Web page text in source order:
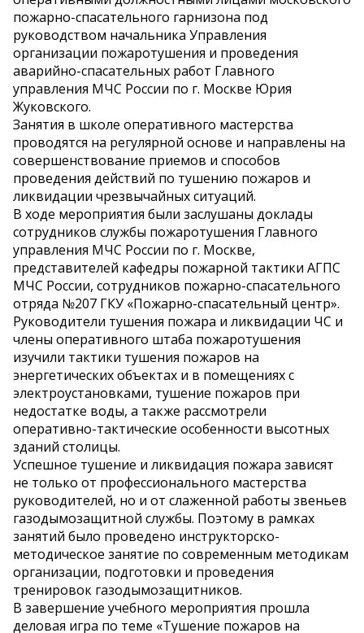
пожарно-спасательного гарнизона под
руководством начальника Управления
организации пожаротушения и проведения
аварийно-спасательных работ Главного
управления МЧС России по г. Москве Юрия
Жуковского.
Занятия в школе оперативного мастерства
проводятся на регулярной основе и направлены на
совершенствование приемов и способов
проведения действий по тушению пожаров и
ликвидации чрезвычайных ситуаций.
В ходе мероприятия были заслушаны доклады
сотрудников службы пожаротушения Главного
управления МЧС России по г. Москве,
представителей кафедры пожарной тактики АГПС
МЧС России, сотрудников пожарно-спасательного
отряда №207 ГКУ «Пожарно-спасательный центр».
Руководители тушения пожара и ликвидации ЧС и
члены оперативного штаба пожаротушения
изучили тактики тушения пожаров на
энергетических объектах и в помещениях с
электроустановками, тушение пожаров при
недостатке воды, а также рассмотрели
оперативно-тактические особенности высотных
зданий столицы.
Успешное тушение и ликвидация пожара зависят
не только от профессионального мастерства
руководителей, но и от слаженной работы звеньев
газодымозащитной службы. Поэтому в рамках
занятий было проведено инструкторско-
методическое занятие по современным методикам
организации, подготовки и проведения
тренировок газодымозащитников.
В завершение учебного мероприятия прошла
деловая игра по теме «Тушение пожаров на